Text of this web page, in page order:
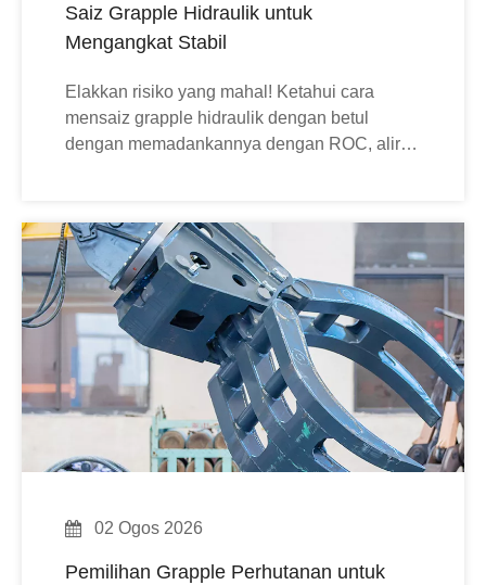
Saiz Grapple Hidraulik untuk
Mengangkat Stabil
Elakkan risiko yang mahal! Ketahui cara
mensaiz grapple hidraulik dengan betul
dengan memadankannya dengan ROC, aliran
02 Ogos 2026
Pemilihan Grapple Perhutanan untuk